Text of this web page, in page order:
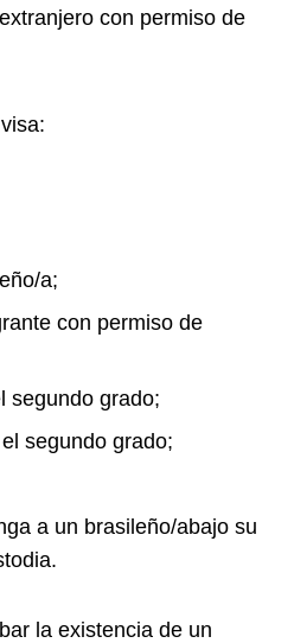
con permiso de
a;
con permiso de
segundo grado;
segundo grado;
a un brasileño/abajo su
la existencia de un